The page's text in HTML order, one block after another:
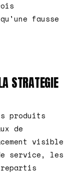
fausse
STRATEGIE
produits
de
visible
service, les
repartis